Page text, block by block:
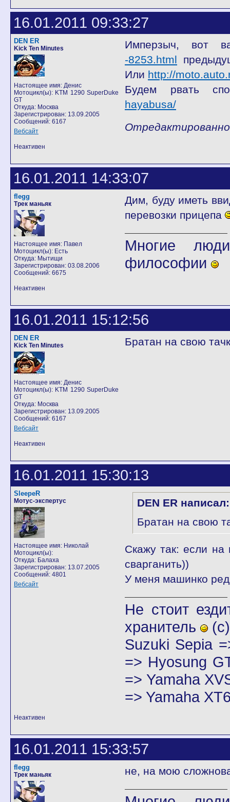
16.01.2011 09:33:27
DEN ER
Kick Ten Minutes
Настоящее имя: Денис
Мотоцикл(ы): KTM 1290 SuperDuke
GT
Откуда: Москва
Зарегистрирован: 13.09.2005
Сообщений: 6167
Вебсайт
Имперзыч, вот
-8253.html
Или http://
Будем рвать
hayabusa/
Отредактированно
Неактивен
16.01.2011 14:33:07
flegg
Трек маньяк
Настоящее имя: Павел
Мотоцикл(ы): Есть
Откуда: Мытищи
Зарегистрирован: 03.08.2006
Сообщений: 6675
Дим, буду иметь
перевозки прицепа
Многие
философии
Неактивен
16.01.2011 15:12:56
DEN ER
Kick Ten Minutes
Настоящее имя: Денис
Мотоцикл(ы): KTM 1290 SuperDuke
GT
Откуда: Москва
Зарегистрирован: 13.09.2005
Сообщений: 6167
Вебсайт
Братан на свою
Неактивен
16.01.2011 15:30:13
SleepeR
Мотус-экспертус
Настоящее имя: Николай
Мотоцикл(ы):
Откуда: Балаха
Зарегистрирован: 13.07.2005
Сообщений: 4801
Вебсайт
DEN ER написал:
Братан на свою
Скажу так: если на
сварганить))
У меня машинко
Не стоит
хранитель
(с)
Suzuki Sepia
=> Hyosung
=> Yamaha
=> Yamaha
Неактивен
16.01.2011 15:33:57
flegg
Трек маньяк не, на мою